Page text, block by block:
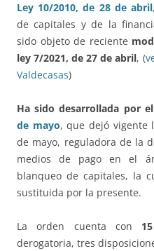
Ley 10/2010, de 28 de abril
de capitales y de la
sido objeto de reciente
ley 7/2021, de 27 de abril, (
Valdecasas)
Ha sido desarrollada por el
de mayo, que dejó vigente
de mayo, reguladora de la
medios de pago en el
blanqueo de capitales, la
sustituida por la presente.
La orden cuenta con
derogatoria, tres